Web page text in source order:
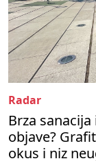
Radar
Brza
objave?
okus i niz